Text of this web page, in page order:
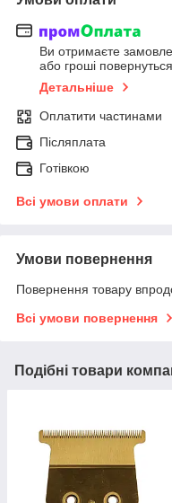
Ви отримаєте
або гроші
Детальніше
Оплатити частинами
Післяплата
Готівкою
Всі умови оплати
Умови повернення
Повернення товару
Всі умови повернення
Подібні товари